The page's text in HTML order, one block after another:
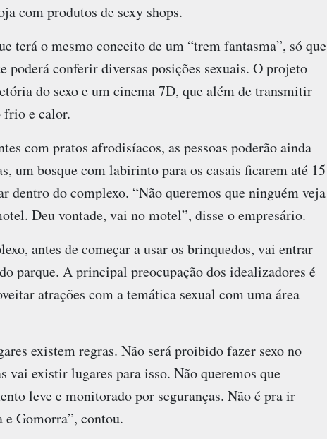
com produtos de sexy shops.
terá o mesmo conceito de um “trem fantasma”, só que
poderá conferir diversas posições sexuais. O projeto
do sexo e um cinema 7D, que além de transmitir
frio e calor.
com pratos afrodisíacos, as pessoas poderão ainda
um bosque com labirinto para os casais ficarem até 15
do complexo. “Não queremos que ninguém veja
Deu vontade, vai no motel”, disse o empresário.
antes de começar a usar os brinquedos, vai entrar
parque. A principal preocupação dos idealizadores é
atrações com a temática sexual com uma área
existem regras. Não será proibido fazer sexo no
vai existir lugares para isso. Não queremos que
leve e monitorado por seguranças. Não é pra ir
Gomorra”, contou.